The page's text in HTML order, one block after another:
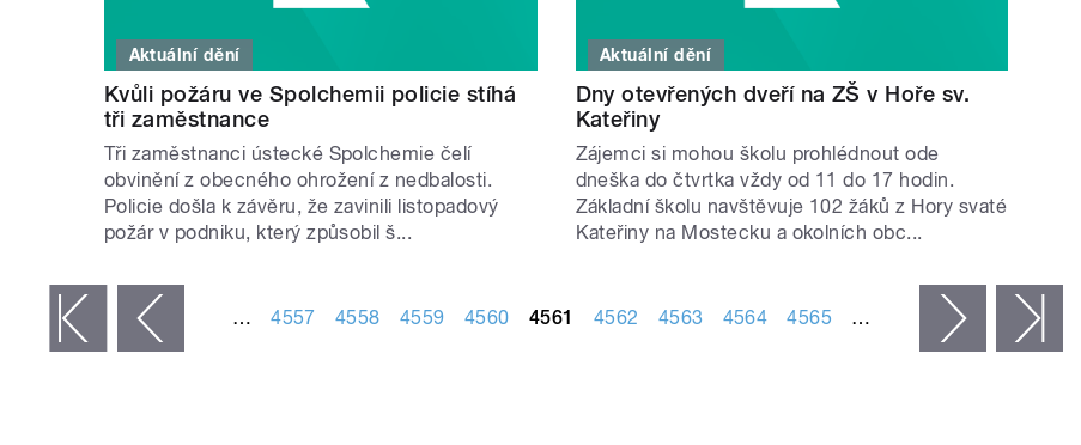
Aktuální dění
Kvůli požáru ve Spolchemii policie stíhá
tři zaměstnance
Tři zaměstnanci ústecké Spolchemie čelí
obvinění z obecného ohrožení z nedbalosti.
Policie došla k závěru, že zavinili listopadový
požár v podniku, který způsobil š...
Aktuální dění
Dny otevřených dveří na ZŠ v Hoře sv.
Kateřiny
Zájemci si mohou školu prohlédnout ode
dneška do čtvrtka vždy od 11 do 17 hodin.
Základní školu navštěvuje 102 žáků z Hory svaté
Kateřiny na Mostecku a okolních obc...
‹ předchozí … 4557 4558 4559 4560 4561 4562 4563 4564 4565 … následující ›